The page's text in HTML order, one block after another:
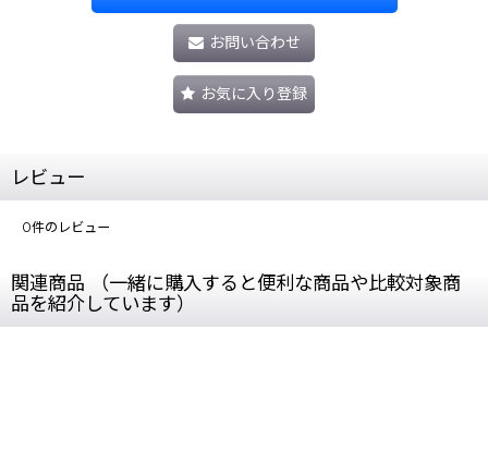
お問い合わせ
お気に入り登録
レビュー
0件のレビュー
関連商品 （一緒に購入すると便利な商品や比較対象商
品を紹介しています）